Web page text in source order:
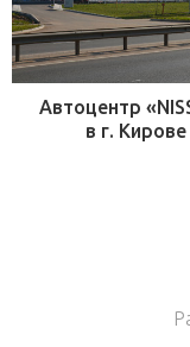
Автоцентр
в г. Кирове